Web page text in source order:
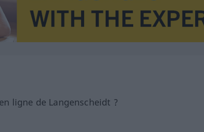
ligne de Langenscheidt ?